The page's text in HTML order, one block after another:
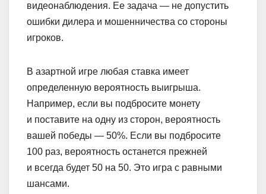
видеонаблюдения. Ее задача — не допустить
ошибки дилера и мошенничества со стороны
игроков.
В азартной игре любая ставка имеет
определенную вероятность выигрыша.
Например, если вы подбросите монету
и поставите на одну из сторон, вероятность
вашей победы — 50%. Если вы подбросите
100 раз, вероятность останется прежней
и всегда будет 50 на 50. Это игра с равными
шансами.